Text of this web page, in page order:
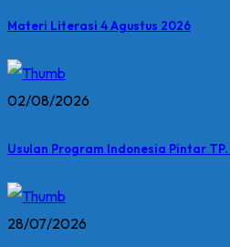
Materi Literasi 4 Agustus 2026
02/08/2026
Usulan Program Indonesia Pintar
28/07/2026